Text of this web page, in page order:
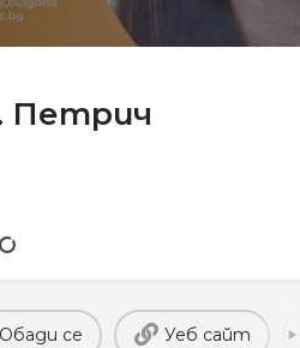
Петрич
Обади се Уеб сайт